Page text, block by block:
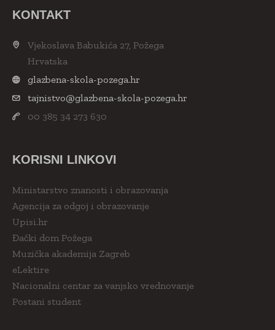
KONTAKT
Vjekoslava Babukića 27, Požega
Hrvatska
glazbena-skola-pozega.hr
tajnistvo@glazbena-skola-pozega.hr
00 385 34 273 630
KORISNI LINKOVI
Ministarstvo znanosti i obrazovanja
Agencija za odgoj i obrazovanje
Upisi.hr
Đački dom Požega
Muzička akademija Zagreb
eLektire
Nacionalni centar za vanjsko vrednovanje
Postani student